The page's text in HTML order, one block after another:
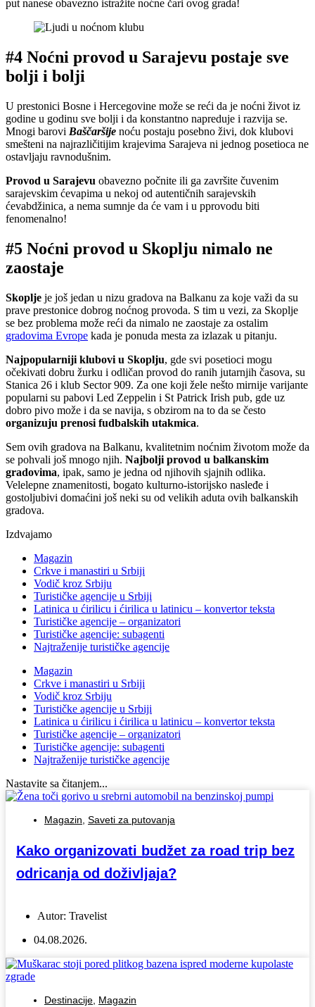
put nanese obavezno istražite noćne čari ovog grada!
#4 Noćni provod u Sarajevu postaje sve
bolji i bolji
U prestonici Bosne i Hercegovine može se reći da je noćni život iz
godine u godinu sve bolji i da konstantno napreduje i razvija se.
Mnogi barovi Baščaršije noću postaju posebno živi, dok klubovi
smešteni na najrazličitijim krajevima Sarajeva ni jednog posetioca ne
ostavljaju ravnodušnim.
Provod u Sarajevu obavezno počnite ili ga završite čuvenim
sarajevskim ćevapima u nekoj od autentičnih sarajevskih
ćevabdžinica, a nema sumnje da će vam i u pprovodu biti
fenomenalno!
#5 Noćni provod u Skoplju nimalo ne
zaostaje
Skoplje je još jedan u nizu gradova na Balkanu za koje važi da su
prave prestonice dobrog noćnog provoda. S tim u vezi, za Skoplje
se bez problema može reći da nimalo ne zaostaje za ostalim
gradovima Evrope kada je ponuda mesta za izlazak u pitanju.
Najpopularniji klubovi u Skoplju, gde svi posetioci mogu
očekivati dobru žurku i odličan provod do ranih jutarnjih časova, su
Stanica 26 i klub Sector 909. Za one koji žele nešto mirnije varijante
popularni su pabovi Led Zeppelin i St Patrick Irish pub, gde uz
dobro pivo može i da se navija, s obzirom na to da se često
organizuju prenosi fudbalskih utakmica.
Sem ovih gradova na Balkanu, kvalitetnim noćnim životom može da
se pohvali još mnogo njih. Najbolji provod u balkanskim
gradovima, ipak, samo je jedna od njihovih sjajnih odlika.
Velelepne znamenitosti, bogato kulturno-istorijsko nasleđe i
gostoljubivi domaćini još neki su od velikih aduta ovih balkanskih
gradova.
Izdvajamo
Magazin
Crkve i manastiri u Srbiji
Vodič kroz Srbiju
Turističke agencije u Srbiji
Latinica u ćirilicu i ćirilica u latinicu – konvertor teksta
Turističke agencije – organizatori
Turističke agencije: subagenti
Najtraženije turističke agencije
Magazin
Crkve i manastiri u Srbiji
Vodič kroz Srbiju
Turističke agencije u Srbiji
Latinica u ćirilicu i ćirilica u latinicu – konvertor teksta
Turističke agencije – organizatori
Turističke agencije: subagenti
Najtraženije turističke agencije
Nastavite sa čitanjem...
Magazin Saveti za putovanja
Kako organizovati budžet za road trip bez
odricanja od doživljaja?
Autor: Travelist
04.08.2026.
Destinacije Magazin